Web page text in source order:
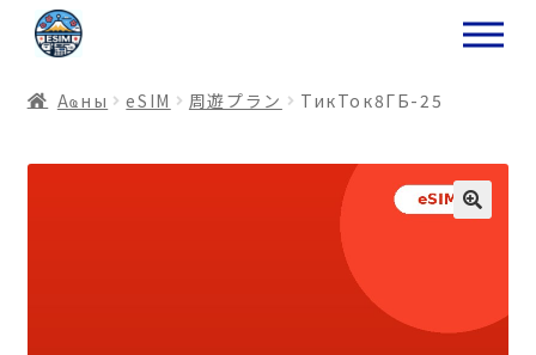
ナ
ビ
ー
ョ
コ
ン
ン
ス
Аҩны еSIM 周遊プラン ТикТок8ГБ-25